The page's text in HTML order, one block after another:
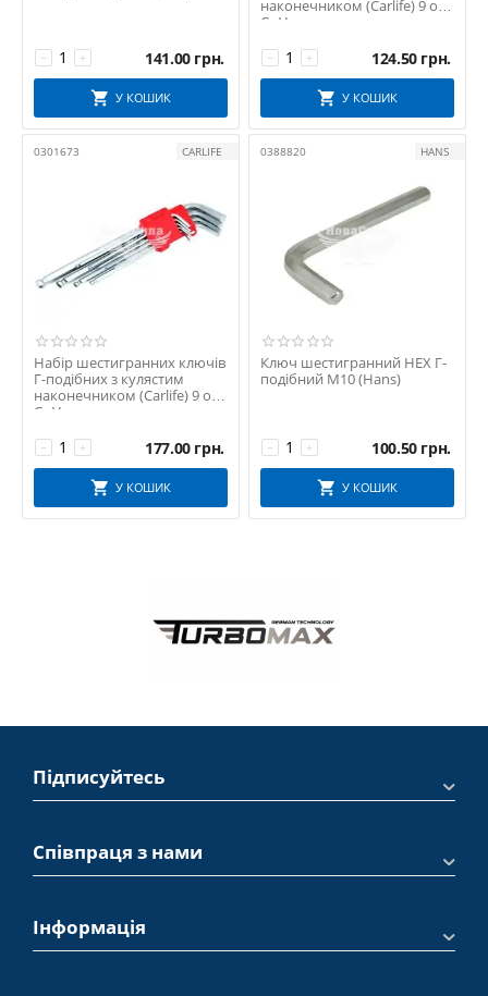
+
− 141.00 грн.
У КОШИК
наконечником (Carlife) 9 од.
Cr-V
+
− 124.50 грн.
У КОШИК
0301673 CARLIFE
Набір шестигранних ключів
Г-подібних з кулястим
наконечником (Carlife) 9 од.
Cr-V
+
− 177.00 грн.
У КОШИК
0388820 HANS
Ключ шестигранний HEX Г-
подібний М10 (Hans)
+
− 100.50 грн.
У КОШИК
Підписуйтесь
Співпраця з нами
Інформація